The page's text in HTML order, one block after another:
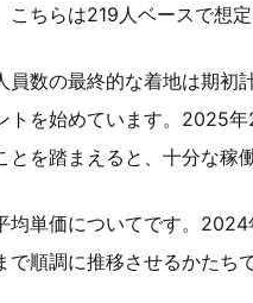
こちらは219人ベースで想定
員数の最終的な着地は期初
トを始めています。2025
とを踏まえると、十分な稼
均単価についてです。
で順調に推移させるかた